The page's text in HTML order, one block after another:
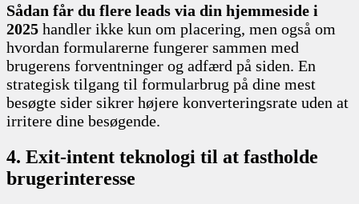
Sådan får du flere leads via din hjemmeside i
2025 handler ikke kun om placering, men også om
hvordan formularerne fungerer sammen med
brugerens forventninger og adfærd på siden. En
strategisk tilgang til formularbrug på dine mest
besøgte sider sikrer højere konverteringsrate uden at
irritere dine besøgende.
4. Exit-intent teknologi til at fastholde
brugerinteresse